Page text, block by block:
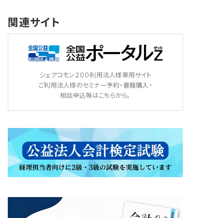
関連サイト
シェアコモン２００利用法人様専用サイト
ご利用法人様のセミナー予約・書籍購入・
相談申込等はこちらから。